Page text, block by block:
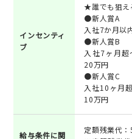
インセンティ
ブ
★誰でも狙え
●新人賞A
入社7か月以
●新人賞B
入社7ヶ月
20万円
●新人賞C
入社10ヶ月
10万円
給与条件に関
定額残業代